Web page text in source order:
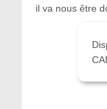
il va nous être